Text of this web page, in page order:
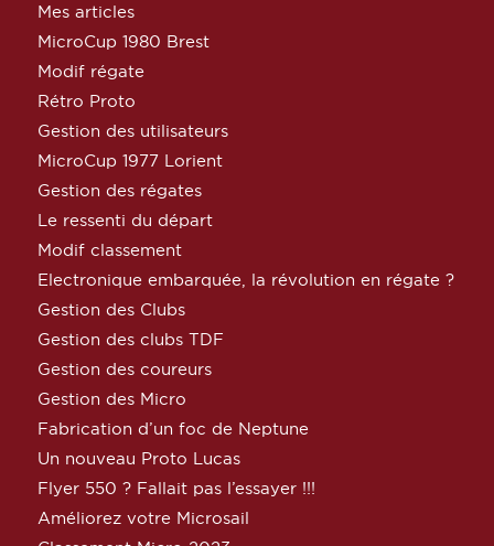
Mes articles
MicroCup 1980 Brest
Modif régate
Rétro Proto
Gestion des utilisateurs
MicroCup 1977 Lorient
Gestion des régates
Le ressenti du départ
Modif classement
Electronique embarquée, la révolution en régate ?
Gestion des Clubs
Gestion des clubs TDF
Gestion des coureurs
Gestion des Micro
Fabrication d’un foc de Neptune
Un nouveau Proto Lucas
Flyer 550 ? Fallait pas l’essayer !!!
Améliorez votre Microsail